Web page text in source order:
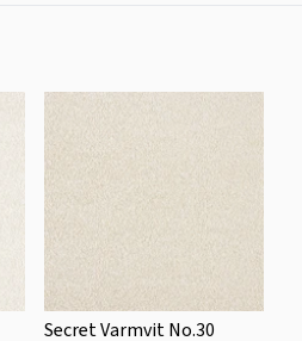
Secret Varmvit No.30